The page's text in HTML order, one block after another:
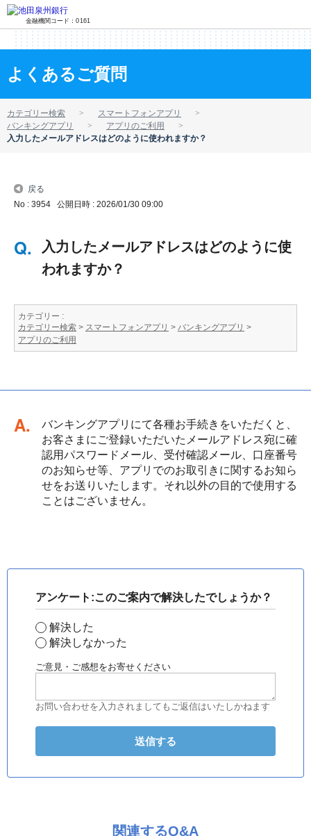
金融機関コード：0161
よくあるご質問
カテゴリー検索
スマートフォンアプリ
バンキングアプリ
アプリのご利用
入力したメールアドレスはどのように使われますか？
戻る
No : 3954 公開日時 : 2026/01/30 09:00
入力したメールアドレスはどのように使
われますか？
カテゴリー :
カテゴリー検索 > スマートフォンアプリ > バンキングアプリ >
アプリのご利用
回答
バンキングアプリにて各種お手続きをいただくと、
お客さまにご登録いただいたメールアドレス宛に確
認用パスワードメール、受付確認メール、口座番号
のお知らせ等、アプリでのお取引きに関するお知ら
せをお送りいたします。それ以外の目的で使用する
ことはございません。
アンケート:このご案内で解決したでしょうか？
解決した
解決しなかった
ご意見・ご感想をお寄せください
お問い合わせを入力されましてもご返信はいたしかねます
関連するQ&A